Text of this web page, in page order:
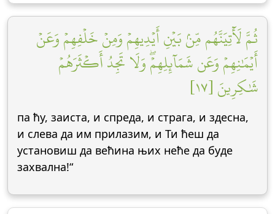
ثُمَّ لَأٓتِيَنَّهُم مِّنۢ بَيۡنِ أَيۡدِيهِمۡ وَمِنۡ خَلۡفِهِمۡ وَعَنۡ
أَيۡمَٰنِهِمۡ وَعَن شَمَآئِلِهِمۡۖ وَلَا تَجِدُ أَكۡثَرَهُمۡ
شَٰكِرِينَ [١٧]
па ћу, заиста, и спреда, и страга, и здесна,
и слева да им прилазим, и Ти ћеш да
установиш да већина њих неће да буде
захвална!“